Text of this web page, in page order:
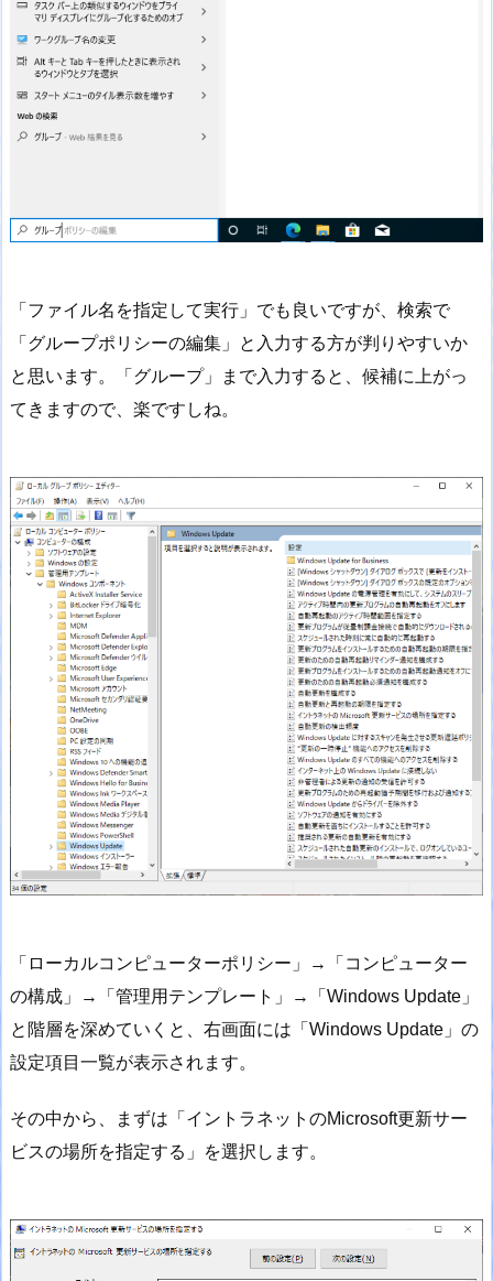
「ファイル名を指定して実行」でも良いですが、検索で
「グループポリシーの編集」と入力する方が判りやすいか
と思います。「グループ」まで入力すると、候補に上がっ
てきますので、楽ですしね。
「ローカルコンピューターポリシー」→「コンピューター
の構成」→「管理用テンプレート」→「Windows Update」
と階層を深めていくと、右画面には「Windows Update」の
設定項目一覧が表示されます。
その中から、まずは「イントラネットのMicrosoft更新サー
ビスの場所を指定する」を選択します。